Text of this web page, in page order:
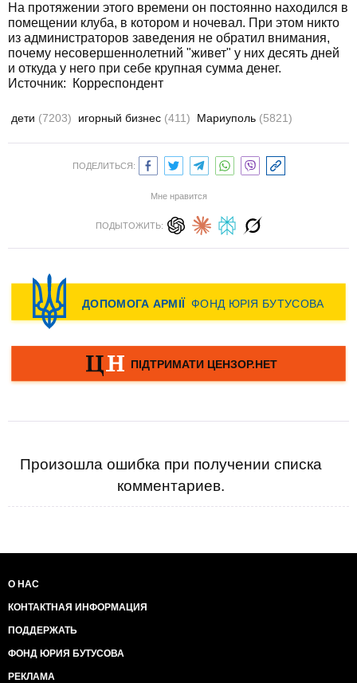
На протяжении этого времени он постоянно находился в
помещении клуба, в котором и ночевал. При этом никто
из администраторов заведения не обратил внимания,
почему несовершеннолетний "живет" у них десять дней
и откуда у него при себе крупная сумма денег.
Источник:
Корреспондент
дети (7203) игорный бизнес (411) Мариуполь (5821)
ПОДЕЛИТЬСЯ:
Мне нравится
ПОДЫТОЖИТЬ:
Произошла ошибка при получении списка
комментариев.
О НАС
КОНТАКТНАЯ ИНФОРМАЦИЯ
ПОДДЕРЖАТЬ
ФОНД ЮРИЯ БУТУСОВА
РЕКЛАМА